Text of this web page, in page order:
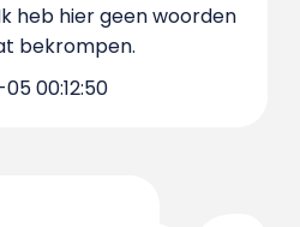
heb hier geen woorden
bekrompen.
00:12:50